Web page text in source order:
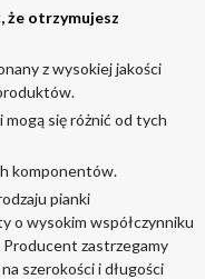
że otrzymujesz
z wysokiej jakości
się różnić od tych
komponentów.
pianki
o wysokim współczynniku
Producent zastrzegamy
na szerokości i długości